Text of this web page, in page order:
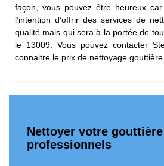
façon, vous pouvez être heureux
l’intention d’offrir des services de
qualité mais qui sera à la portée de
le 13009. Vous pouvez contacter
connaitre le prix de nettoyage gouttière
Nettoyer votre
professionnels